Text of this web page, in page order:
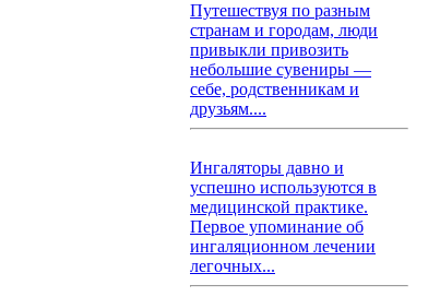
Путешествуя по разным
странам и городам, люди
привыкли привозить
небольшие сувениры —
себе, родственникам и
друзьям....
Ингаляторы давно и
успешно используются в
медицинской практике.
Первое упоминание об
ингаляционном лечении
легочных...